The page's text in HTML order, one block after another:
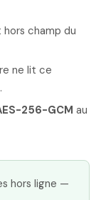
champ du
ne lit ce
256-GCM au
hors ligne —